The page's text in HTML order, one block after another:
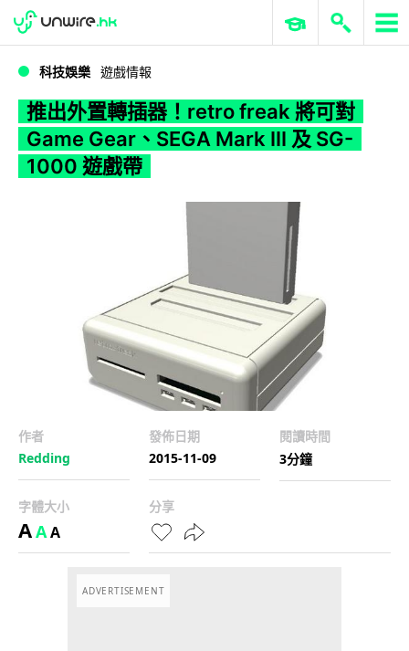
WWDC 2026 ERP 與商業 AI
科技娛樂 遊戲情報
推出外置轉插器！retro freak 將可對
Game Gear、SEGA Mark III 及 SG-
1000 遊戲帶
作者
Redding
發佈日期
2015-11-09
閱讀時間
3分鐘
字體大小
AAA
分享
ADVERTISEMENT